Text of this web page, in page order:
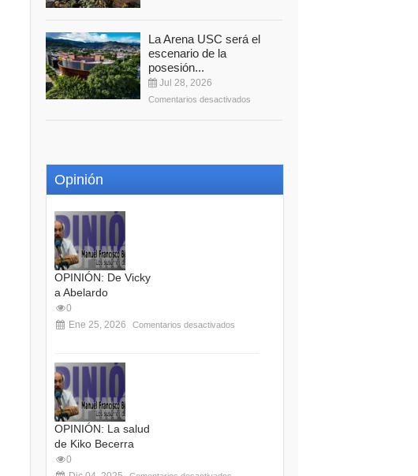
La Arena USC será el
escenario de la
posesión...
Jul 28, 2026
Comentarios desactivados
Opinión
OPINIÓN: De Vicky
a Abelardo
0
Ene 25, 2026
Comentarios desactivados
OPINIÓN: La salud
de Kiko Becerra
0